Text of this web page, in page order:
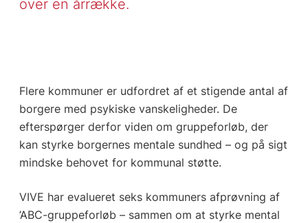
over en årrække.
Flere kommuner er udfordret af et stigende antal af
borgere med psykiske vanskeligheder. De
efterspørger derfor viden om gruppeforløb, der
kan styrke borgernes mentale sundhed – og på sigt
mindske behovet for kommunal støtte.
VIVE har evalueret seks kommuners afprøvning af
’ABC-gruppeforløb – sammen om at styrke mental